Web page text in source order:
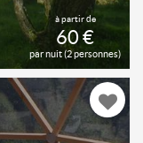
à partir de
60 €
par nuit (2 personnes)